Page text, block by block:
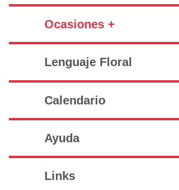
Ocasiones +
Lenguaje Floral
Calendario
Ayuda
Links